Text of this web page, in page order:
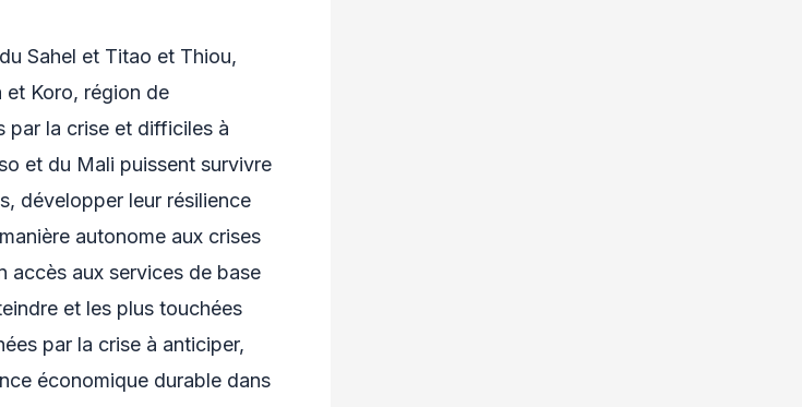
Sahel et Titao et Thiou,
Koro, région de
par la crise et difficiles à
et du Mali puissent survivre
développer leur résilience
autonome aux crises
accès aux services de base
et les plus touchées
par la crise à anticiper,
économique durable dans